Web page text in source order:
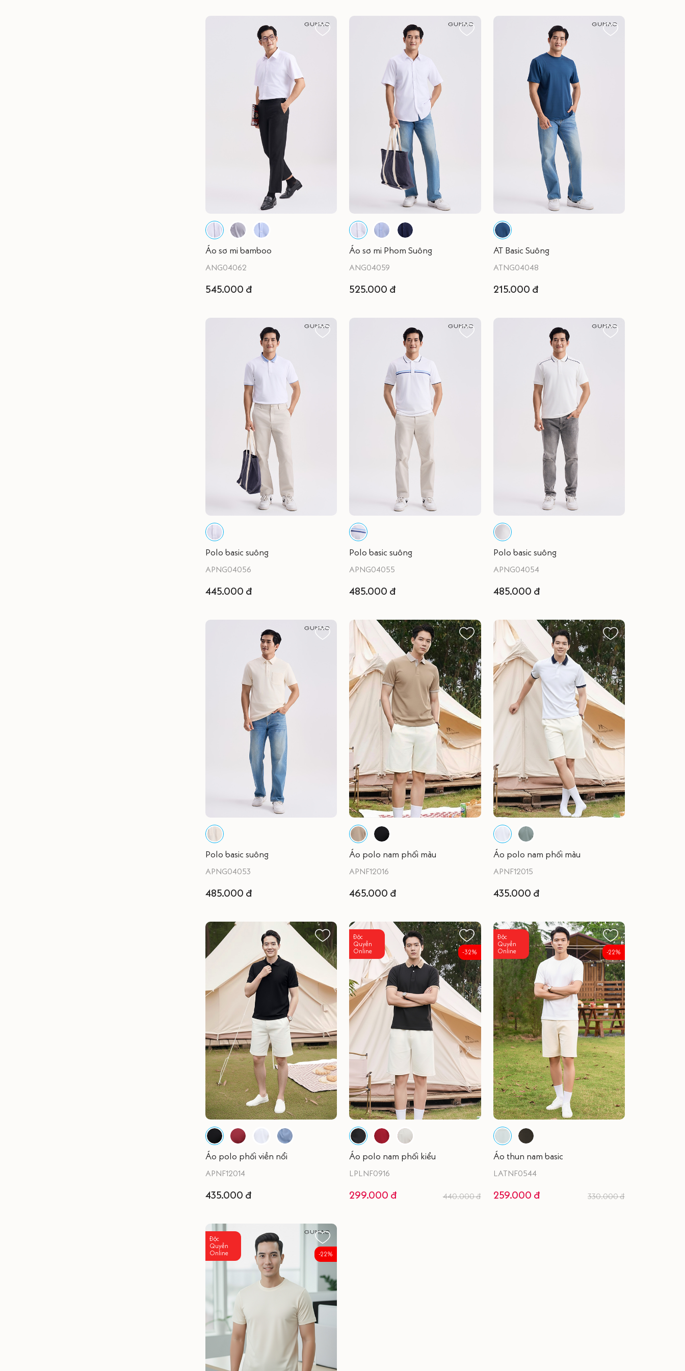
Áo sơ mi bamboo
ANG04062
545.000 đ
Áo sơ mi Phom Suông
ANG04059
525.000 đ
AT Basic Suông
ATNG04048
215.000 đ
Polo basic suông
APNG04056
445.000 đ
Polo basic suông
APNG04055
485.000 đ
Polo basic suông
APNG04054
485.000 đ
Polo basic suông
APNG04053
485.000 đ
Áo polo nam phối màu
APNF12016
465.000 đ
Áo polo nam phối màu
APNF12015
435.000 đ
Áo polo phối viền nổi
APNF12014
435.000 đ
Độc
Quyền
Online
-32%
Áo polo nam phối kiểu
LPLNF0916
299.000 đ 440.000 đ
Độc
Quyền
Online
-22%
Áo thun nam basic
LATNF0544
259.000 đ 330.000 đ
Độc
Quyền
Online
-22%